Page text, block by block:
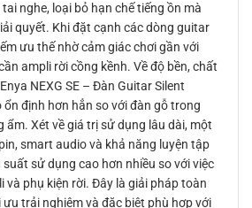
nghe, loại bỏ hạn chế tiếng ồn mà
quyết. Khi đặt cạnh các dòng guitar
ưu thế nhờ cảm giác chơi gần với
ampli rời cồng kềnh. Về độ bền, chất
NEXG SE – Đàn Guitar Silent
định hơn hẳn so với đàn gỗ trong
ẩm. Xét về giá trị sử dụng lâu dài, một
smart audio và khả năng luyện tập
sử dụng cao hơn nhiều so với việc
và phụ kiện rời. Đây là giải pháp toàn
trải nghiệm và đặc biệt phù hợp với